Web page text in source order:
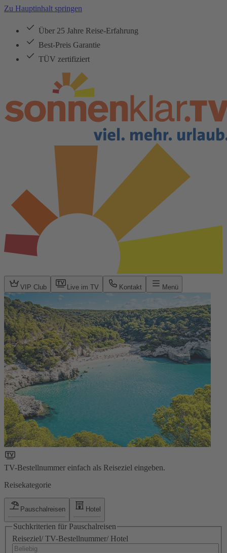
Zu Hauptinhalt springen
Über 25 Jahre Reise-Erfahrung
Best-Preis Garantie
TÜV zertifiziert
VIP Club Live im TV Kontakt Menü
TV-Bestellnummer einfach als Reiseziel eingeben.
Reisekategorie
Pauschalreisen Hotel
Suchkriterien für Pauschalreisen
Reiseziel/ TV-Bestellnummer/ Hotel